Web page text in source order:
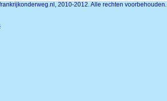
2010-2012. Alle rechten voorbehouden.